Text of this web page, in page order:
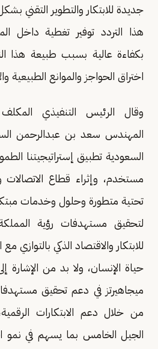
جديدة للابتكار والتطوير التقني
هذا التردد توفير تغطية داخل
بكفاءة عالية بسبب طبيعة هذا
اختراق الحواجز والموانع الطبيعية
وقال الرئيس التنفيذي
المهندس سعد بن عبدالرحمن
السعودية تطبيق إستراتيجيتنا
مستخدم، وإثراء قطاع الاتصالات
تحتية متطورة وحلول وخدمات
للابتكار والاقتصاد الذكي
من خلال دعم الابتكارات
الجيل الخامس بما يسهم في نمو